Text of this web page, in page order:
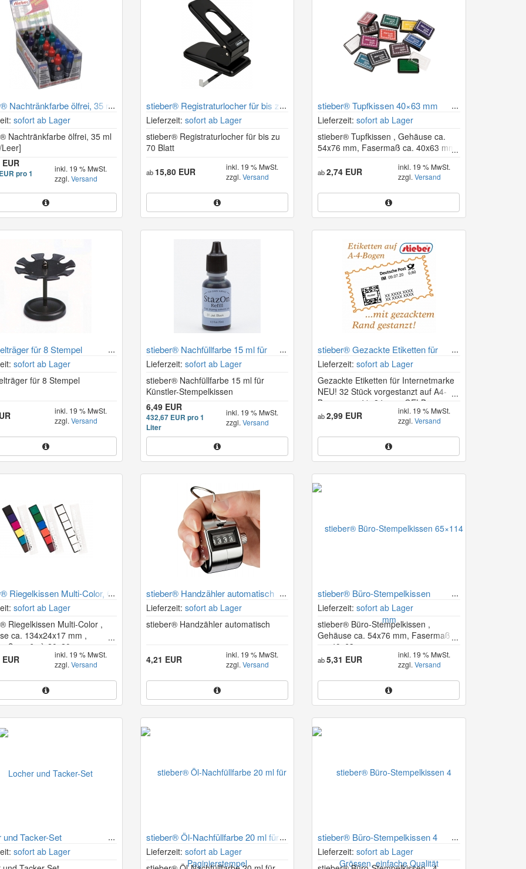
Nachtränkfarbe ölfrei, 35 ml
sofort ab Lager
Nachtränkfarbe ölfrei, 35 ml
pro 1
inkl. 19 % MwSt.
zzgl. Versand
stieber® Registraturlocher für bis zu
70 Blatt
Lieferzeit: sofort ab Lager
stieber® Registraturlocher für bis zu
70 Blatt
ab 15,80 EUR
inkl. 19 % MwSt.
zzgl.Versand
stieber® Tupfkissen 40×63 mm
Lieferzeit:sofort ab Lager
stieber® Tupfkissen , Gehäuse ca.
54x76 mm, Fasermaß ca. 40x63 mm
ab2,74 EUR
inkl. 19 % MwSt.
zzgl. Versand
für 8 Stempel
sofort ab Lager
für 8 Stempel
inkl. 19 % MwSt.
zzgl. Versand
stieber® Nachfüllfarbe 15 ml für
Künstler-Stempelkissen
Lieferzeit: sofort ab Lager
stieber® Nachfüllfarbe 15 ml für
Künstler-Stempelkissen
6,49 EUR
432,67 EUR pro 1
Liter
inkl. 19 % MwSt.
zzgl.Versand
stieber® Gezackte Etiketten für
Internetmarke
Lieferzeit:sofort ab Lager
Gezackte Etiketten für Internetmarke
NEU! 32 Stück vorgestanzt auf A4-
Bogen, ca. 41×24 mm, GELB
ab2,99 EUR
inkl. 19 % MwSt.
zzgl. Versand
Riegelkissen Multi-Color, 6x
mmsofort ab Lager
Riegelkissen Multi-Color ,
ca. 134x24x17 mm ,
ca. 6x à 20x20 mm
inkl. 19 % MwSt.
zzgl. Versand
stieber® Handzähler automatisch
Lieferzeit: sofort ab Lager
stieber® Handzähler automatisch
4,21 EUR
inkl. 19 % MwSt.
zzgl.Versand
stieber® Büro-Stempelkissen
65×114 mm
Lieferzeit:sofort ab Lager
stieber® Büro-Stempelkissen ,
Gehäuse ca. 54x76 mm, Fasermaß
ca. 40x63 mm
ab5,31 EUR
inkl. 19 % MwSt.
zzgl. Versand
und Tacker-Set
sofort ab Lager
stieber® Öl-Nachfüllfarbe 20 ml für
Paginierstempel
Lieferzeit: sofort ab Lager
stieber® Büro-Stempelkissen 4
Grössen, einfache Qualität
Lieferzeit:sofort ab Lager